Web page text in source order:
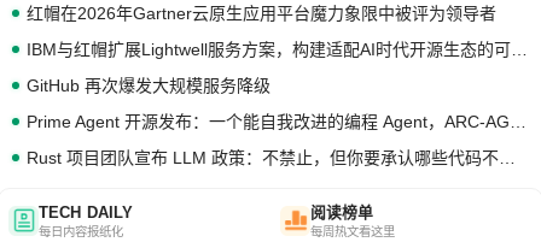
红帽在2026年Gartner云原生应用平台魔力象限中被评为领导者
GitHub 再次爆发大规模服务降级
TECH DAILY
每日内容报纸化
阅读榜单
每周热文看这里